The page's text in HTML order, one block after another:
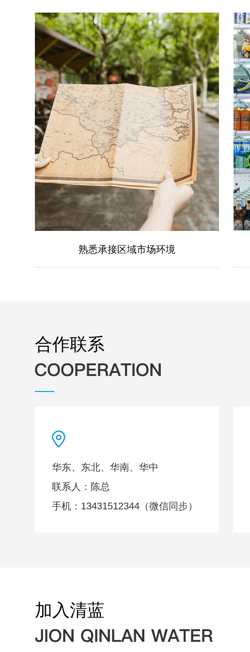
熟悉承接区域市场环境
合作联系
华东、东北、华南、华中
联系人：陈总
手机：13431512344（微信同步）
加入清蓝